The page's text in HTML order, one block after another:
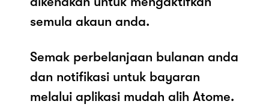
semula akaun anda.
Semak perbelanjaan bulanan anda
dan notifikasi untuk bayaran
melalui aplikasi mudah alih Atome.